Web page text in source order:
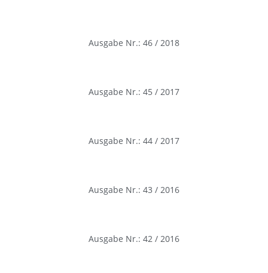
Ausgabe Nr.: 46 / 2018
Ausgabe Nr.: 45 / 2017
Ausgabe Nr.: 44 / 2017
Ausgabe Nr.: 43 / 2016
Ausgabe Nr.: 42 / 2016